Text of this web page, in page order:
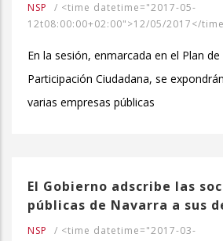
NSP / <time datetime="2017-05-
12t08:00:00+02:00">12/05/2017</
En la sesión, enmarcada en el Plan
Participación Ciudadana, se
varias empresas públicas
El Gobierno adscribe las
públicas de Navarra a sus
NSP / <time datetime="2017-03-